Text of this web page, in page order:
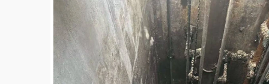
中信慈善基金會想增加董事人數！辜仲諒向
故宮《龍藏經》特展第2檔！今線上預約開
台東農業處長涉圖利渡假村！東檢抗告成功